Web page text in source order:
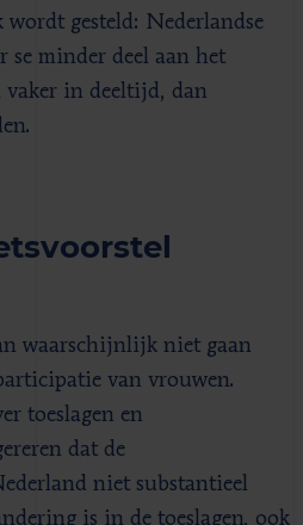
wordt gesteld: Nederlandse
se minder deel aan het
vaker in deeltijd, dan
waarschijnlijk niet gaan
van vrouwen.
toeslagen en
dat de
niet substantieel
is in de toeslagen, ook